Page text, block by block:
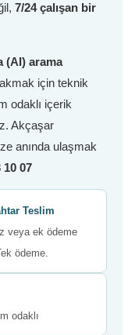
7/24 çalışan bir
(AI) arama
için teknik
odaklı içerik
Akçaşar
anında ulaşmak
10 07
Teslim
veya ek ödeme
ödeme.
odaklı